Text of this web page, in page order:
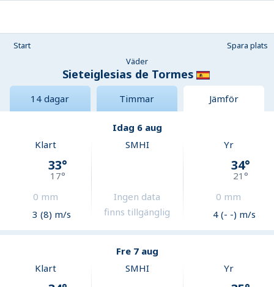
Start
Spara plats
Väder
Sieteiglesias de Tormes
14 dagar Timmar Jämför
Idag 6 aug
Klart
33°
17°
0 mm
3 (8) m/s
SMHI
Ingen data
finns tillgänglig
Yr
34°
21°
0 mm
4 (- -) m/s
Fre 7 aug
Klart
SMHI Yr